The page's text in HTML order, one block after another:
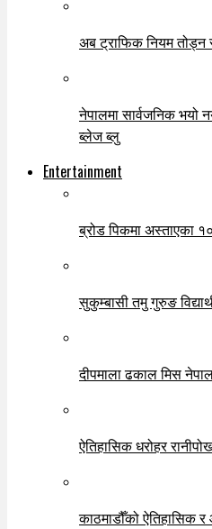
अब ट्राफिक नियम
नेपालमा सार्वजनिक भयो
ब्लेज ब्लु
Entertainment
ब्रोड पिकमा अस्ताएका
सुकुम्बासी तमु गुरुङ
दीपमाला ढकाल मिस
ऐतिहासिक धरोहर
काठमाडौँको ऐतिहासिक र